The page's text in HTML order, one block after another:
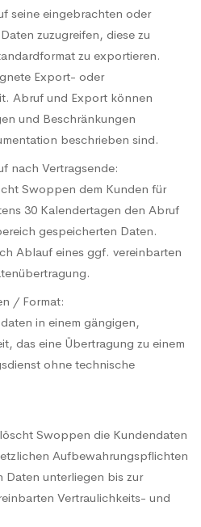
seine eingebrachten oder
zuzugreifen, diese zu
zu exportieren.
Export- oder
Abruf und Export können
und Beschränkungen
beschrieben sind.
nach Vertragsende:
Swoppen dem Kunden für
30 Kalendertagen den Abruf
gespeicherten Daten.
Ablauf eines ggf. vereinbarten
/ Format:
in einem gängigen,
das eine Übertragung zu einem
ohne technische
Swoppen die Kundendaten
Aufbewahrungspflichten
Daten unterliegen bis zur
Vertraulichkeits- und